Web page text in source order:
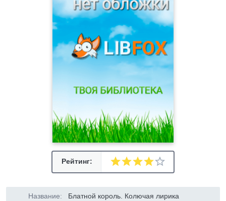
Рейтинг:
Название: Блатной король. Колючая лирика